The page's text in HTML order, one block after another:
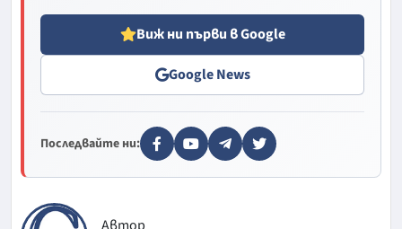
Виж ни първи в Google
Google News
Последвайте ни: